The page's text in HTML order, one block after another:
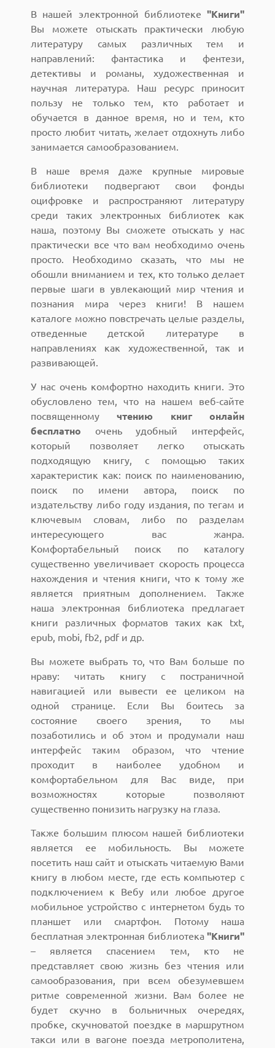
В нашей электронной библиотеке "Книги"
Вы можете отыскать практически любую
литературу самых различных тем и
направлений: фантастика и фентези,
детективы и романы, художественная и
научная литература. Наш ресурс приносит
пользу не только тем, кто работает и
обучается в данное время, но и тем, кто
просто любит читать, желает отдохнуть либо
занимается самообразованием.
В наше время даже крупные мировые
библиотеки подвергают свои фонды
оцифровке и распространяют литературу
среди таких электронных библиотек как
наша, поэтому Вы сможете отыскать у нас
практически все что вам необходимо очень
просто. Необходимо сказать, что мы не
обошли вниманием и тех, кто только делает
первые шаги в увлекающий мир чтения и
познания мира через книги! В нашем
каталоге можно повстречать целые разделы,
отведенные детской литературе в
направлениях как художественной, так и
развивающей.
У нас очень комфортно находить книги. Это
обусловлено тем, что на нашем веб-сайте
посвященному чтению книг онлайн
бесплатно очень удобный интерфейс,
который позволяет легко отыскать
подходящую книгу, с помощью таких
характеристик как: поиск по наименованию,
поиск по имени автора, поиск по
издательству либо году издания, по тегам и
ключевым словам, либо по разделам
интересующего вас жанра.
Комфортабельный поиск по каталогу
существенно увеличивает скорость процесса
нахождения и чтения книги, что к тому же
является приятным дополнением. Также
наша электронная библиотека предлагает
книги различных форматов таких как txt,
epub, mobi, fb2, pdf и др.
Вы можете выбрать то, что Вам больше по
нраву: читать книгу с постраничной
навигацией или вывести ее целиком на
одной странице. Если Вы боитесь за
состояние своего зрения, то мы
позаботились и об этом и продумали наш
интерфейс таким образом, что чтение
проходит в наиболее удобном и
комфортабельном для Вас виде, при
возможностях которые позволяют
существенно понизить нагрузку на глаза.
Также большим плюсом нашей библиотеки
является ее мобильность. Вы можете
посетить наш сайт и отыскать читаемую Вами
книгу в любом месте, где есть компьютер с
подключением к Вебу или любое другое
мобильное устройство с интернетом будь то
планшет или смартфон. Потому наша
бесплатная электронная библиотека "Книги"
– является спасением тем, кто не
представляет свою жизнь без чтения или
самообразования, при всем обезумевшем
ритме современной жизни. Вам более не
будет скучно в больничных очередях,
пробке, скучноватой поездке в маршрутном
такси или в вагоне поезда метрополитена,